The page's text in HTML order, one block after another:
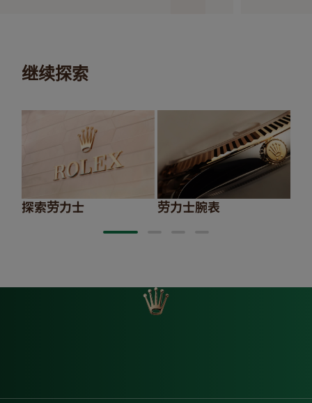
继续探索
探索劳力士 劳力士腕表